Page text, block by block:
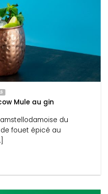
Mule au gin
du
fouet épicé au